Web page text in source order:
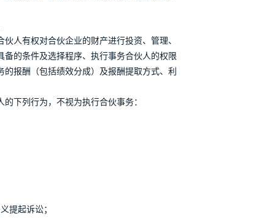
人有权对合伙企业的财产进行投资、管理、
的条件及选择程序、执行事务合伙人的权限
报酬（包括绩效分成）及报酬提取方式、利
下列行为，不视为执行合伙事务：
提起诉讼；